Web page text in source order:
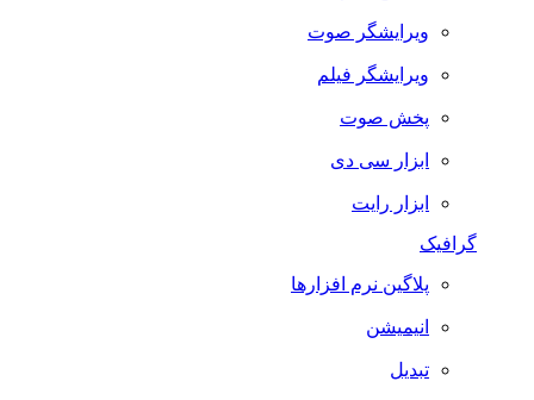
ویرایشگر صوت
ویرایشگر فیلم
پخش صوت
ابزار سی دی
ابزار رایت
گرافیک
پلاگین نرم افزارها
انیمیشن
تبدیل